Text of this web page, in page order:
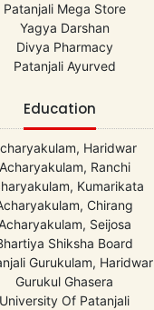
Patanjali Mega Store
Yagya Darshan
Divya Pharmacy
Patanjali Ayurved
Education
Haridwar
Acharyakulam, Ranchi
Kumarikata
Chirang
Seijosa
Shiksha Board
Gurukulam, Haridwar
Gurukul Ghasera
University Of Patanjali